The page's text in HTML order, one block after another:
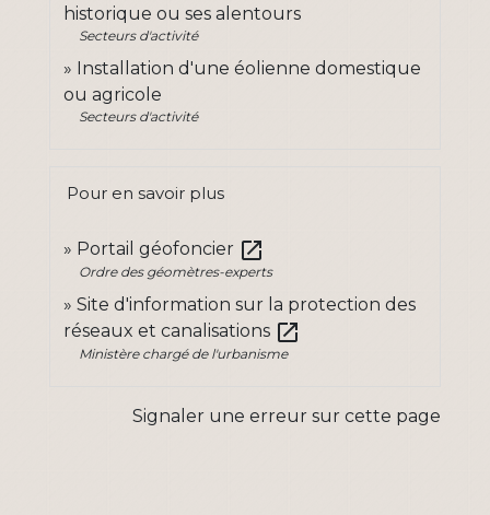
historique ou ses alentours
Secteurs d'activité
Installation d'une éolienne domestique
ou agricole
Secteurs d'activité
Pour en savoir plus
Portail géofoncier open_in_new
Ordre des géomètres-experts
Site d'information sur la protection des
réseaux et canalisations open_in_new
Ministère chargé de l'urbanisme
Signaler une erreur sur cette page